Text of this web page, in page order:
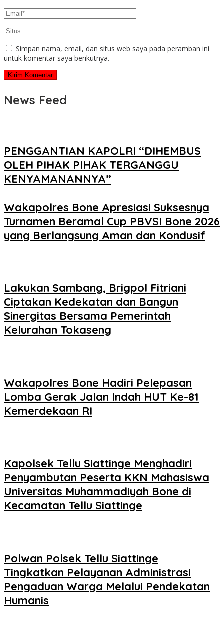
Simpan nama, email, dan situs web saya pada peramban ini
untuk komentar saya berikutnya.
News Feed
PENGGANTIAN KAPOLRI “DIHEMBUS
OLEH PIHAK PIHAK TERGANGGU
KENYAMANANNYA”
Wakapolres Bone Apresiasi Suksesnya
Turnamen Beramal Cup PBVSI Bone 2026
yang Berlangsung Aman dan Kondusif
Lakukan Sambang, Brigpol Fitriani
Ciptakan Kedekatan dan Bangun
Sinergitas Bersama Pemerintah
Kelurahan Tokaseng
Wakapolres Bone Hadiri Pelepasan
Lomba Gerak Jalan Indah HUT Ke-81
Kemerdekaan RI
Kapolsek Tellu Siattinge Menghadiri
Penyambutan Peserta KKN Mahasiswa
Universitas Muhammadiyah Bone di
Kecamatan Tellu Siattinge
Polwan Polsek Tellu Siattinge
Tingkatkan Pelayanan Administrasi
Pengaduan Warga Melalui Pendekatan
Humanis